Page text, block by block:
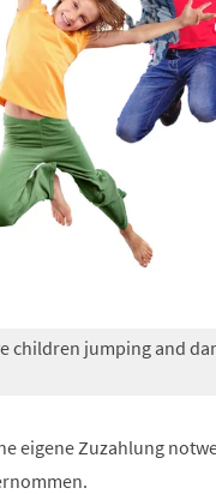
children jumping and
eigene Zuzahlung